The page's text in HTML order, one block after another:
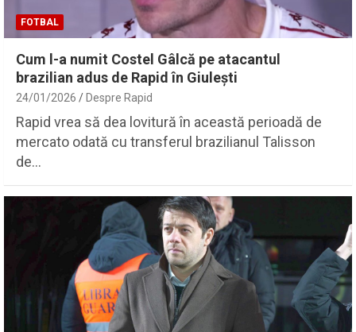
FOTBAL
Cum l-a numit Costel Gâlcă pe atacantul
brazilian adus de Rapid în Giulești
24/01/2026 Despre Rapid
Rapid vrea să dea lovitură în această perioadă de
mercato odată cu transferul brazilianul Talisson
de…